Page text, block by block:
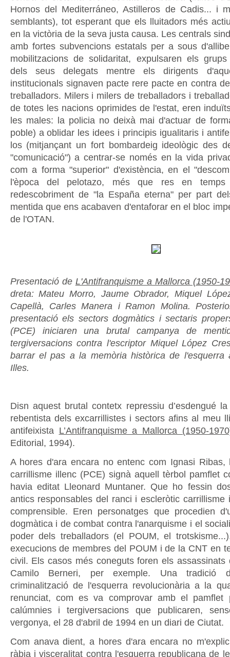
Hornos del Mediterráneo, Astilleros de Cadis... i
semblants), tot esperant que els lluitadors més
en la victòria de la seva justa causa. Les centrals
amb fortes subvencions estatals per a sous
mobilitzacions de solidaritat, expulsaren els
dels seus delegats mentre els dirigents
institucionals signaven pacte rere pacte en contra
treballadors. Milers i milers de treballadors i
de totes les nacions oprimides de l'estat, eren
les males: la policia no deixà mai d'actuar de
poble) a oblidar les idees i principis igualitaris i
los (mitjançant un fort bombardeig ideològic des
"comunicació") a centrar-se només en la vida
com a forma "superior" d'existència, en el
l'època del pelotazo, més que res en
redescobriment de "la España eterna" per part
mentida que ens acabaven d'entaforar en el bloc
de l'OTAN.
Presentació de L'Antifranquisme a Mallorca (1950-
dreta: Mateu Morro, Jaume Obrador, Miquel
Capellà, Carles Manera i Ramon Molina.
presentació els sectors dogmàtics i sectaris
(PCE) iniciaren una brutal campanya de
tergiversacions contra l'escriptor Miquel López
barrar el pas a la memòria històrica de l'esquerra
Illes.
Disn aquest brutal contetx repressiu d’esdengué
rebentista dels excarrillistes i sectors afins al meu
antifeixista L’Antifranquisme a Mallorca (1950-
Editorial, 1994).
A hores d'ara encara no entenc com Ignasi Ribas,
carrillisme illenc (PCE) signà aquell tèrbol pamflet
havia editat Lleonard Muntaner. Que ho fessin
antics responsables del ranci i escleròtic carrillisme
comprensible. Eren personatges que procedien
dogmàtica i de combat contra l'anarquisme i el
poder dels treballadors (el POUM, el
execucions de membres del POUM i de la CNT en
civil. Els casos més coneguts foren els assassinats
Camilo Berneri, per exemple. Una tradició
criminalització de l'esquerra revolucionària a la
renunciat, com es va comprovar amb el pamflet
calúmnies i tergiversacions que publicaren,
vergonya, el 28 d'abril de 1994 en un diari de Ciutat.
Com anava dient, a hores d'ara encara no
ràbia i visceralitat contra l'esquerra republicana de